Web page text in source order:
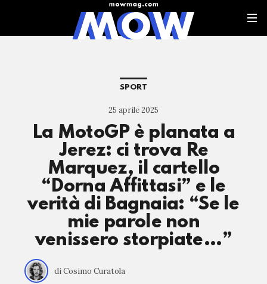
SPORT
25 aprile 2025
La MotoGP è planata a
Jerez: ci trova Re
Marquez, il cartello
“Dorna Affittasi” e le
verità di Bagnaia: “Se le
mie parole non
venissero storpiate…”
di Cosimo Curatola